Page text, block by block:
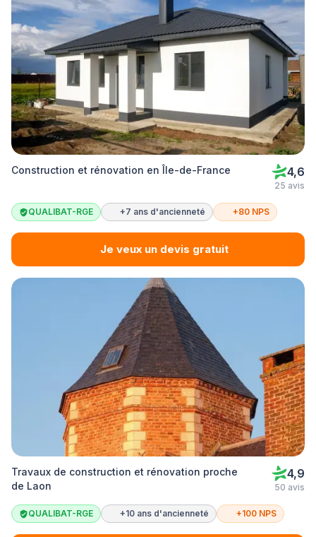
Construction et rénovation en Île-de-France 4,6
25 avis
QUALIBAT-RGE +7 ans d'ancienneté +80 NPS
Je veux un devis gratuit
Travaux de construction et rénovation proche
de Laon
4,9
50 avis
QUALIBAT-RGE +10 ans d'ancienneté +100 NPS